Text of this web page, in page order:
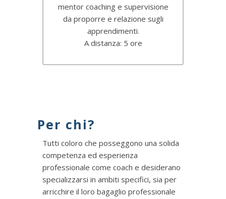
mentor coaching e supervisione
da proporre e relazione sugli
apprendimenti.
A distanza: 5 ore
Per chi?
Tutti coloro che posseggono una solida
competenza ed esperienza
professionale come coach e desiderano
specializzarsi in ambiti specifici, sia per
arricchire il loro bagaglio professionale